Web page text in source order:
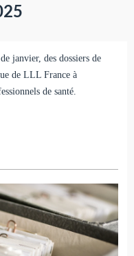
janvier, des dossiers de
de LLL France à
de santé.